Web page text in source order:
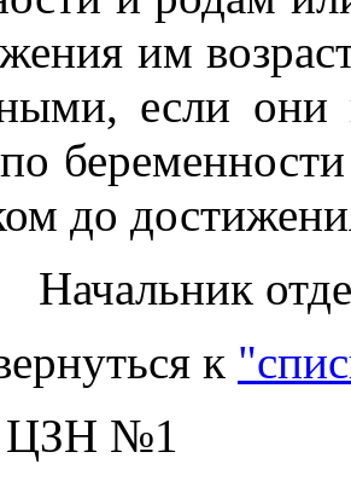
им
если они
до
Начальник
к
№1